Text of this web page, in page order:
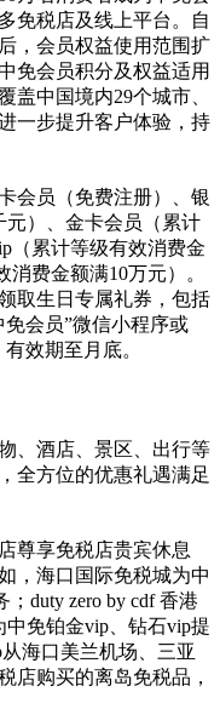
免税店及线上平台。自
，会员权益使用范围扩
免会员积分及权益适用
盖中国境内29个城市、
一步提升客户体验，持
会员（免费注册）、银
）、金卡会员（累计
（累计等级有效消费金
费金额满10万元）。
取生日专属礼券，包括
会员”微信小程序或
效期至月底。
、酒店、景区、出行等
全方位的优惠礼遇满足
尊享免税店贵宾休息
，海口国际免税城为中
duty zero by cdf 香港
免铂金vip、钻石vip提
海口美兰机场、三亚
店购买的离岛免税品，